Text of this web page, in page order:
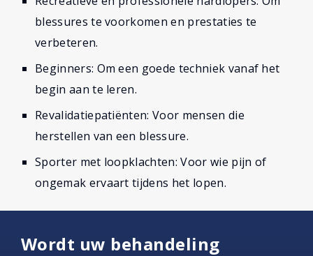
blessures te voorkomen en prestaties te
verbeteren.
Beginners: Om een goede techniek vanaf het
begin aan te leren.
Revalidatiepatiënten: Voor mensen die
herstellen van een blessure.
Sporter met loopklachten: Voor wie pijn of
ongemak ervaart tijdens het lopen.
Wordt uw behandeling